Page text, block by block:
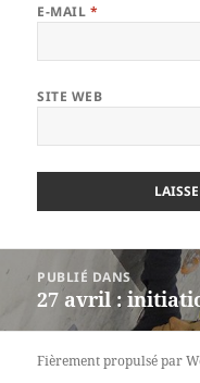
E-MAIL *
SITE WEB
l’article
PUBLIÉ DANS
27 avril :
Fièrement propulsé par